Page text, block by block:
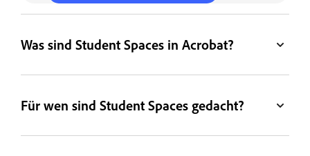
Was sind Student Spaces in Acrobat?
Für wen sind Student Spaces gedacht?